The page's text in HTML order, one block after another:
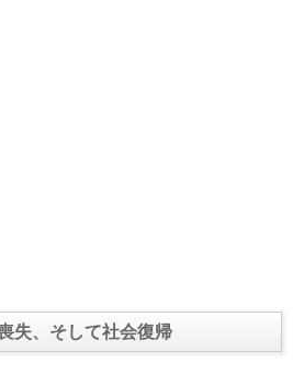
失、そして社会復帰